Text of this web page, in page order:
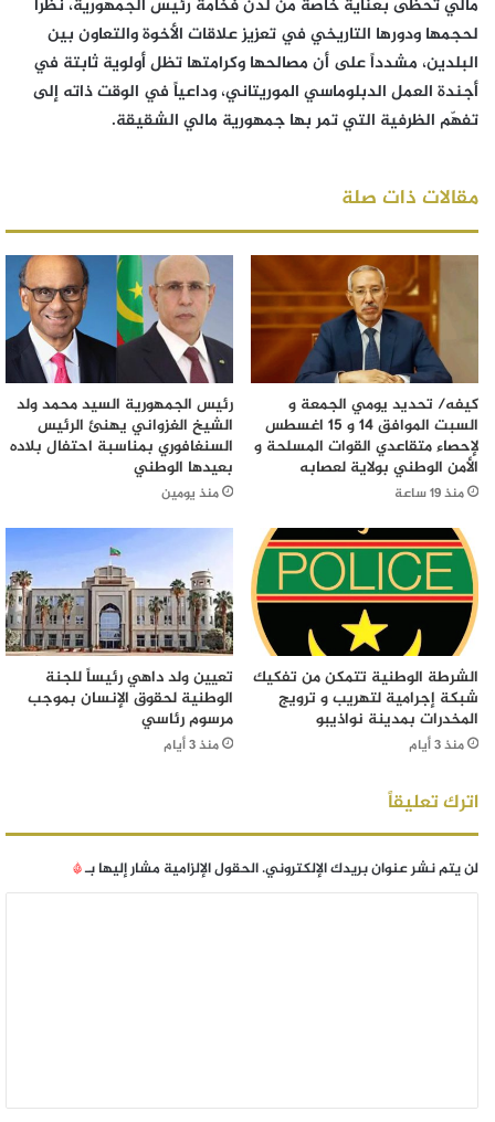
مالي تحظى بعناية خاصة من لدن فخامة رئيس الجمهورية، نظراً
لحجمها ودورها التاريخي في تعزيز علاقات الأخوة والتعاون بين
البلدين، مشدداً على أن مصالحها وكرامتها تظل أولوية ثابتة في
أجندة العمل الدبلوماسي الموريتاني، وداعياً في الوقت ذاته إلى
تفهّم الظرفية التي تمر بها جمهورية مالي الشقيقة.
مقالات ذات صلة
كيفه/ تحديد يومي الجمعة و
السبت الموافق 14 و 15 اغسطس
لإحصاء متقاعدي القوات المسلحة و
الأمن الوطني بولاية لعصابه
منذ 19 ساعة
رئيس الجمهورية السيد محمد ولد
الشيخ الغزواني يهنئ الرئيس
السنغافوري بمناسبة احتفال بلاده
بعيدها الوطني
منذ يومين
الشرطة الوطنية تتمكن من تفكيك
شبكة إجرامية لتهريب و ترويج
المخدرات بمدينة نواذيبو
منذ 3 أيام
تعيين ولد داهي رئيساً للجنة
الوطنية لحقوق الإنسان بموجب
مرسوم رئاسي
منذ 3 أيام
اترك تعليقاً
لن يتم نشر عنوان بريدك الإلكتروني.الحقول الإلزامية مشار إليها بـ*